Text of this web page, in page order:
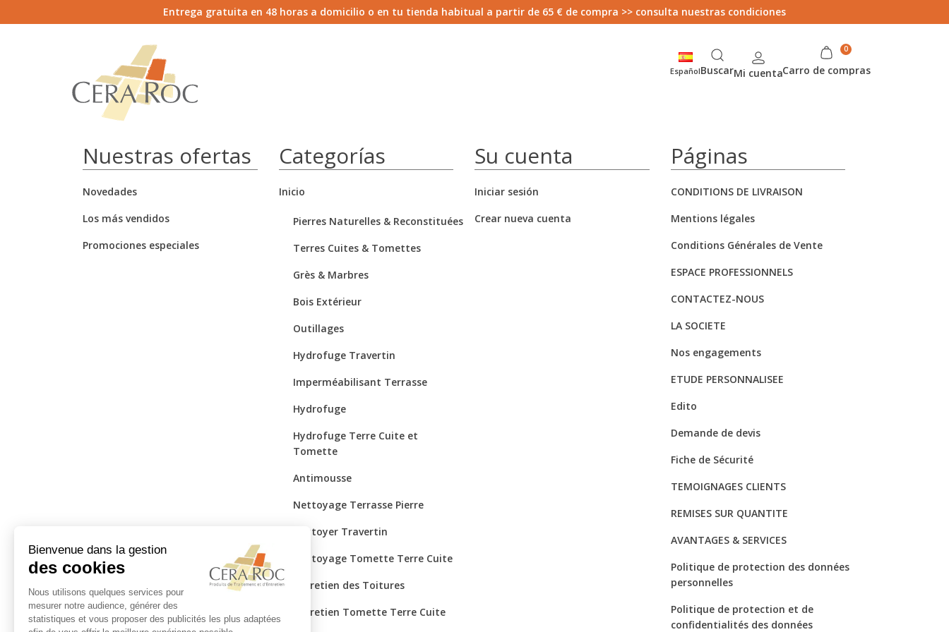
Entrega gratuita en 48 horas a domicilio o en tu tienda habitual a partir de 65 € de compra >> consulta nuestras condiciones
EspañolBuscarMi cuentaCarro de compras
Nuestras ofertas
Novedades
Los más vendidos
Promociones especiales
Categorías
Inicio
Pierres Naturelles & Reconstituées
Terres Cuites & Tomettes
Grès & Marbres
Bois Extérieur
Outillages
Hydrofuge Travertin
Imperméabilisant Terrasse
Hydrofuge
Hydrofuge Terre Cuite et
Tomette
Antimousse
Nettoyage Terrasse Pierre
Nettoyer Travertin
Nettoyage Tomette Terre Cuite
Entretien des Toitures
Entretien Tomette Terre Cuite
Su cuenta
Iniciar sesión
Crear nueva cuenta
Páginas
CONDITIONS DE LIVRAISON
Mentions légales
Conditions Générales de Vente
ESPACE PROFESSIONNELS
CONTACTEZ-NOUS
LA SOCIETE
Nos engagements
ETUDE PERSONNALISEE
Edito
Demande de devis
Fiche de Sécurité
TEMOIGNAGES CLIENTS
REMISES SUR QUANTITE
AVANTAGES & SERVICES
Politique de protection des données
personnelles
Politique de protection et de
confidentialités des données